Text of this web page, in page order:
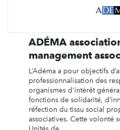
ADÉMA
management
L’Adéma a pour objectifs
professionnalisation des
organismes d'intérêt
fonctions de solidarité,
réfection du tissu social
associatives. Cette volonté